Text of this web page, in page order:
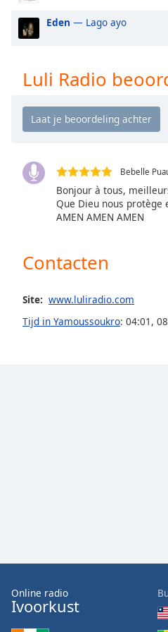
Track
Fullscreen
window.
Escape
close
Caption
Area
Eden — Lago ayo
Luli Radio
Bebelle
Bonjour à tous,
Que Dieu nous protège
AMEN AMEN AMEN
Contacten
Site: www.luliradio.com
Tijd in Yamoussoukro: 04:01 ,
Online radio
Ivoorkust